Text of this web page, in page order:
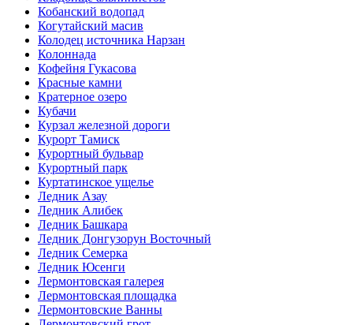
Кобанский водопад
Когутайский масив
Колодец источника Нарзан
Колоннада
Кофейня Гукасова
Красные камни
Кратерное озеро
Кубачи
Курзал железной дороги
Курорт Тамиск
Курортный бульвар
Курортный парк
Куртатинское ущелье
Ледник Азау
Ледник Алибек
Ледник Башкара
Ледник Донгузорун Восточный
Ледник Семерка
Ледник Юсенги
Лермонтовская галерея
Лермонтовская площадка
Лермонтовские Ванны